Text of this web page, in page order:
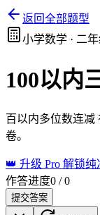
返回全部题型
小学数学 · 二
100以内
百以内多位数连减
卷。
👑 升级 Pro 解锁纯
作答进度0 /0
提交答案